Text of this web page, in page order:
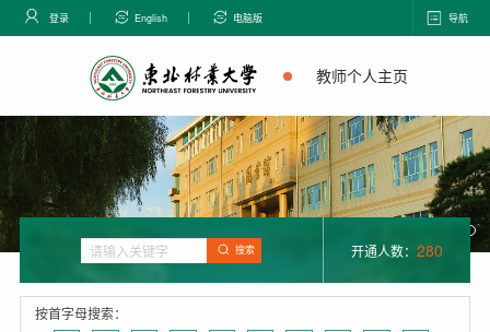
登录 English 电脑版 导航
教师个人主页
搜索 开通人数： 280
按首字母搜索：